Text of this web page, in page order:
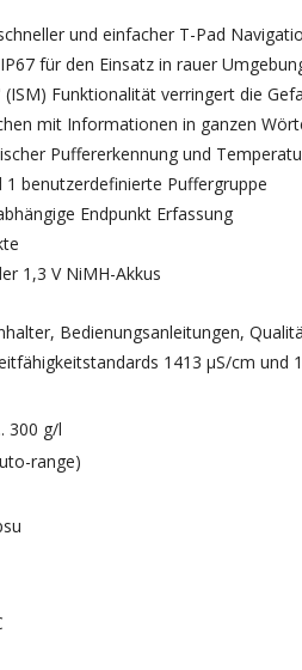
und einfacher T-Pad
für den Einsatz in rauer
Funktionalität verringert die
mit Informationen in ganzen
Puffererkennung und
benutzerdefinierte Puffergruppe
Endpunkt Erfassung
1,3 V NiMH-Akkus
Bedienungsanleitungen,
1413 µS/cm und
300 g/l
range)